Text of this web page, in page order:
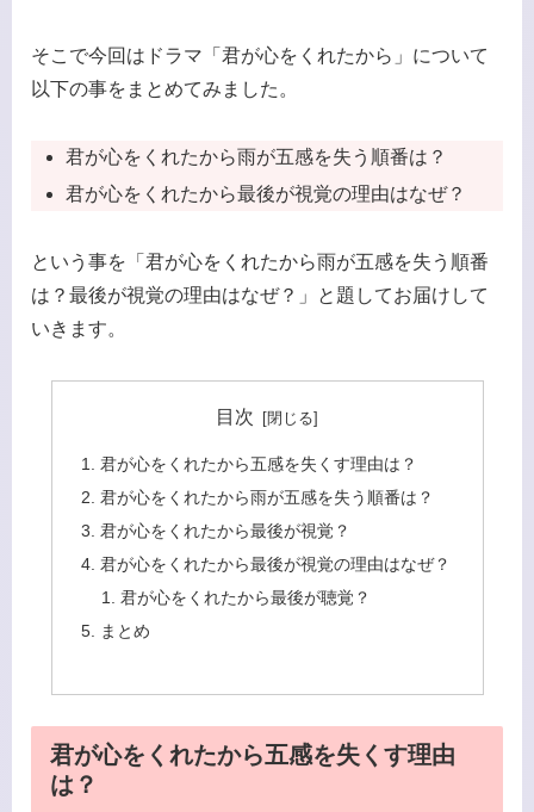
そこで今回はドラマ「君が心をくれたから」について
以下の事をまとめてみました。
君が心をくれたから雨が五感を失う順番は？
君が心をくれたから最後が視覚の理由はなぜ？
という事を「君が心をくれたから雨が五感を失う順番
は？最後が視覚の理由はなぜ？」と題してお届けして
いきます。
目次
君が心をくれたから五感を失くす理由は？
君が心をくれたから雨が五感を失う順番は？
君が心をくれたから最後が視覚？
君が心をくれたから最後が視覚の理由はなぜ？
君が心をくれたから最後が聴覚？
まとめ
君が心をくれたから五感を失くす理由
は？